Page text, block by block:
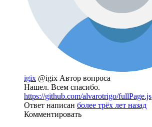
igix @igix Автор вопроса
Нашел. Всем спасибо.
https://github.com/alvarotrigo/fullPage.js
Ответ написан более трёх лет назад
Комментировать